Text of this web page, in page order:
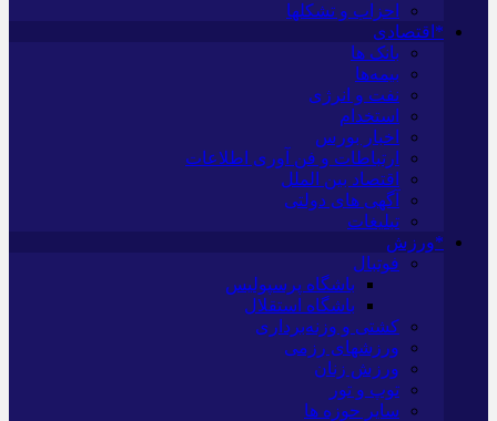
احزاب و تشکلها
*اقتصادی
بانک ها
بیمه‌ها
نفت و انرژی
استخدام
اخبار بورس
ارتباطات و فن آوری اطلاعات
اقتصاد بین الملل
آگهی های دولتی
تبلیغات
*ورزش
فوتبال
باشگاه پرسپولیس
باشگاه استقلال
کشتی و وزنه‌برداری
ورزشهای رزمی
ورزش زنان
توپ و تور
سایر حوزه ها